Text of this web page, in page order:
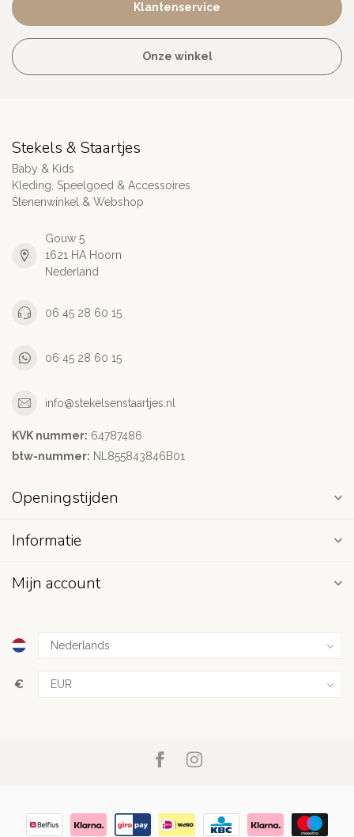
Klantenservice
Onze winkel
Stekels & Staartjes
Baby & Kids
Kleding, Speelgoed & Accessoires
Stenenwinkel & Webshop
Gouw 5
1621 HA Hoorn
Nederland
06 45 28 60 15
06 45 28 60 15
info@stekelsenstaartjes.nl
KVK nummer: 64787486
btw-nummer: NL855843846B01
Openingstijden
Informatie
Mijn account
€